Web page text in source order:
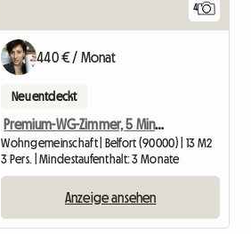
4
440 € / Monat
Neu entdeckt
Premium-WG-Zimmer, 5 Minuten von der UTBM entfernt 🚶‍♂️ • Wohngeld wird akzeptiert • Einfach einziehen und wohlfühlen
Wohngemeinschaft | Belfort (90000) | 13 M2
3 Pers. | Mindestaufenthalt: 3 Monate
Anzeige ansehen